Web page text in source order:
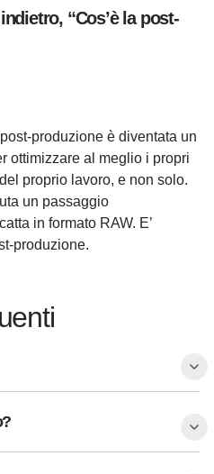
“Cos’è la post-
produzione è diventata un
ottimizzare al meglio i propri
proprio lavoro, e non solo.
un passaggio
in formato RAW. E’
produzione.